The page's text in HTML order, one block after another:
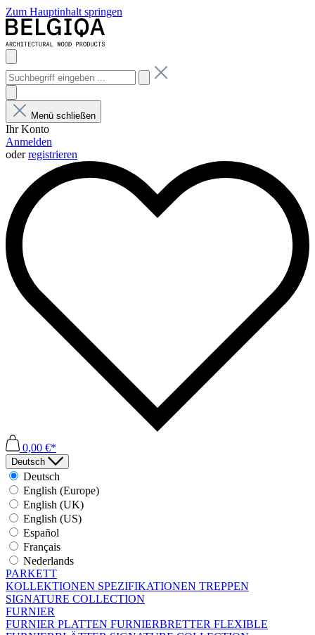
Zum Hauptinhalt springen
Menü schließen
Ihr Konto
Anmelden
oderregistrieren
0,00 €*
Deutsch
Deutsch
English (Europe)
English (UK)
English (US)
Español
Français
Nederlands
PARKETT
KOLLEKTIONEN SPEZIFIKATIONEN TREPPEN
SIGNATURE COLLECTION
FURNIER
FURNIER PLATTEN FURNIERBRETTER FLEXIBLE